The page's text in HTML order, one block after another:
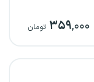
۳۵۹,۰۰۰ تومان